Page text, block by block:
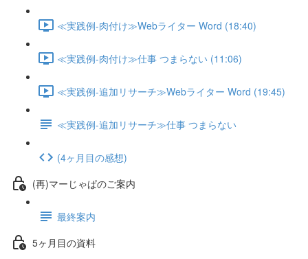
≪実践例-肉付け≫Webライター Word (18:40)
≪実践例-肉付け≫仕事 つまらない (11:06)
≪実践例-追加リサーチ≫Webライター Word (19:45)
≪実践例-追加リサーチ≫仕事 つまらない
(4ヶ月目の感想)
(再)マーじゃぱのご案内
最終案内
5ヶ月目の資料